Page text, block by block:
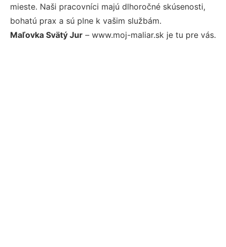
mieste. Naši pracovníci majú dlhoročné skúsenosti,
bohatú prax a sú plne k vašim službám.
Maľovka Svätý Jur – www.moj-maliar.sk je tu pre vás.